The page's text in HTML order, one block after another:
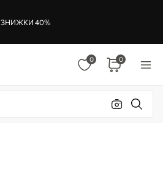
ЗНИЖКИ 40%
0 0